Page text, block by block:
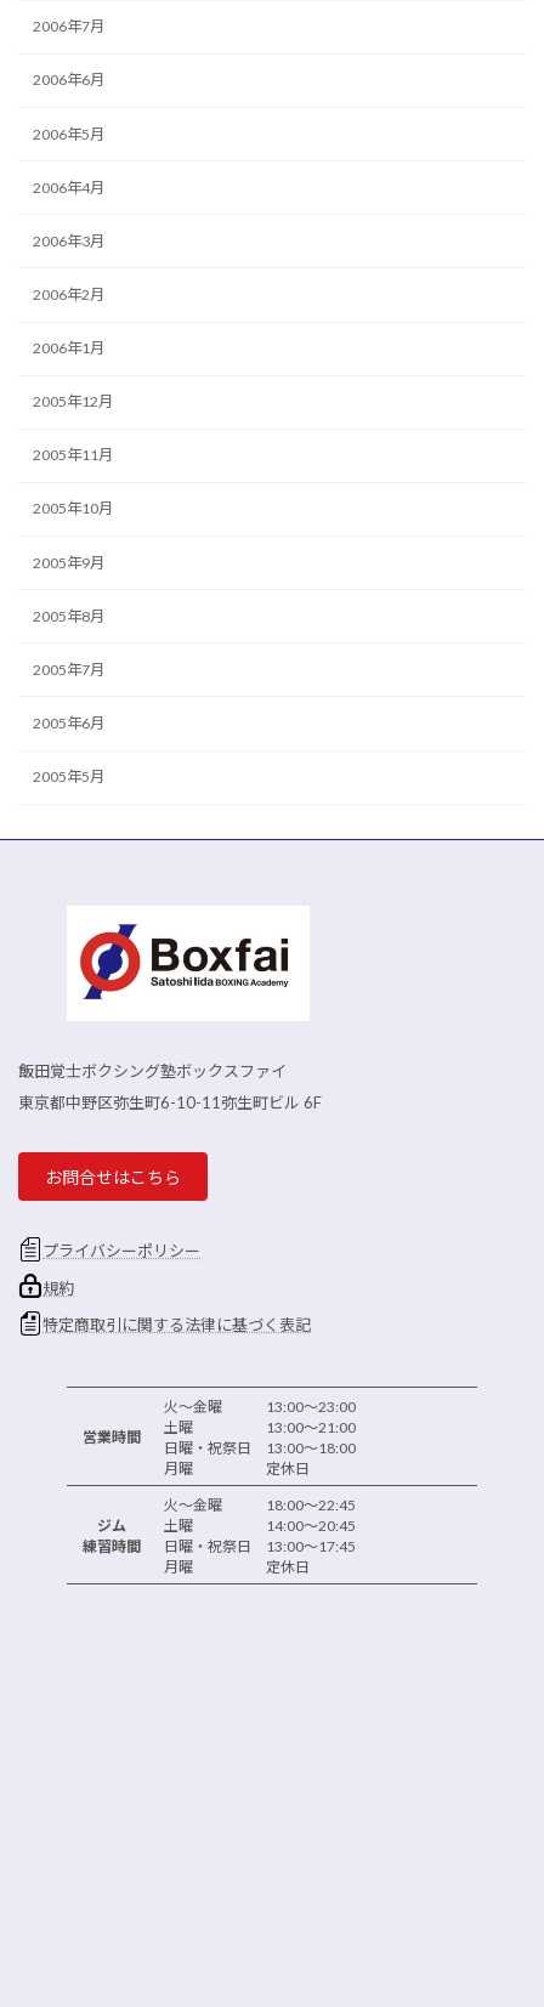
2006年7月
2006年6月
2006年5月
2006年4月
2006年3月
2006年2月
2006年1月
2005年12月
2005年11月
2005年10月
2005年9月
2005年8月
2005年7月
2005年6月
2005年5月
飯田覚士ボクシング塾ボックスファイ
東京都中野区弥生町6-10-11弥生町ビル 6F
お問合せはこちら
プライバシーポリシー
規約
特定商取引に関する法律に基づく表記
営業時間
火～金曜 13:00～23:00
土曜 13:00～21:00
日曜・祝祭日 13:00～18:00
月曜 定休日
ジム
練習時間
火～金曜 18:00～22:45
土曜 14:00～20:45
日曜・祝祭日 13:00～17:45
月曜 定休日